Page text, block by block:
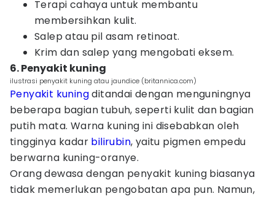
Terapi cahaya untuk membantu
membersihkan kulit.
Salep atau pil asam retinoat.
Krim dan salep yang mengobati eksem.
6. Penyakit kuning
ilustrasi penyakit kuning atau jaundice (britannica.com)
Penyakit kuningditandai dengan menguningnya
beberapa bagian tubuh, seperti kulit dan bagian
putih mata. Warna kuning ini disebabkan oleh
tingginya kadar bilirubin, yaitu pigmen empedu
berwarna kuning-oranye.
Orang dewasa dengan penyakit kuning biasanya
tidak memerlukan pengobatan apa pun. Namun,